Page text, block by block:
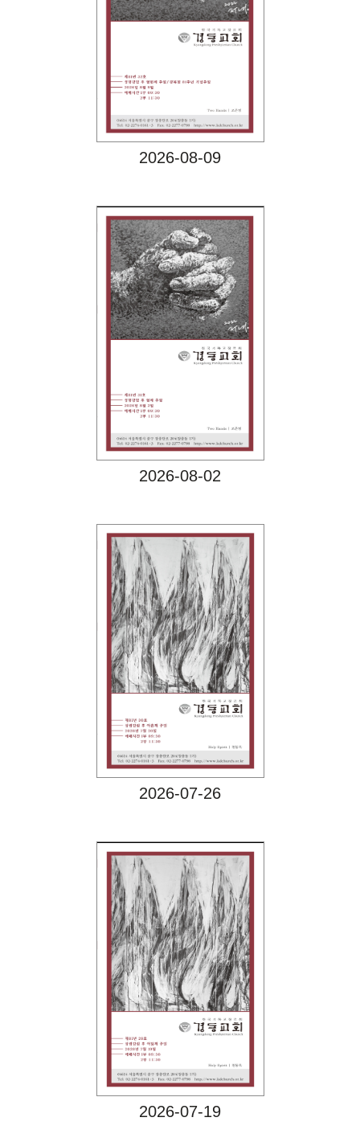
Views
2026-08-09
Views
2026-08-02
Views
2026-07-26
Views
2026-07-19